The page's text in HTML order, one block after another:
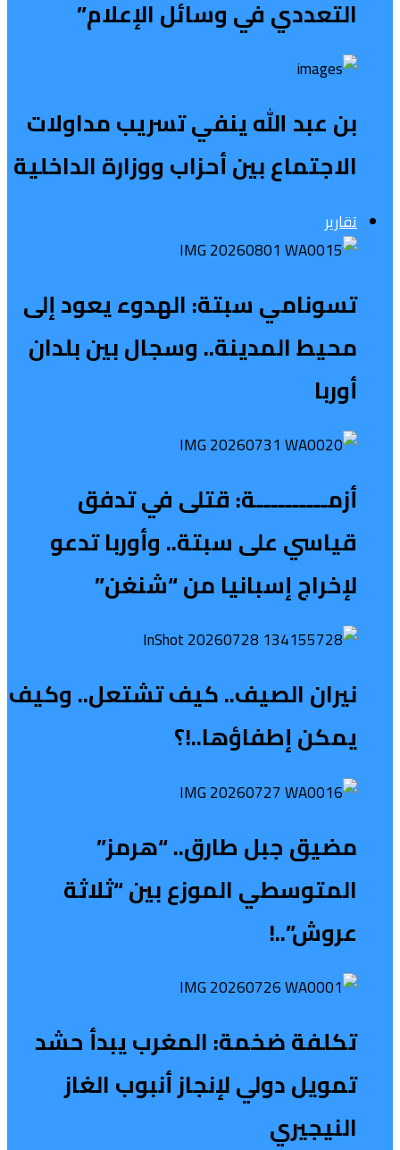
التعددي في وسائل الإعلام”
بن عبد الله ينفي تسريب مداولات
الاجتماع بين أحزاب ووزارة الداخلية
تقارير
تسونامي سبتة: الهدوء يعود إلى
محيط المدينة.. وسجال بين بلدان
أوربا
أزمــــــــــة: قتلى في تدفق
قياسي على سبتة.. وأوربا تدعو
لإخراج إسبانيا من “شنغن”
نيران الصيف.. كيف تشتعل.. وكيف
يمكن إطفاؤها..!؟
مضيق جبل طارق.. “هرمز”
المتوسطي الموزع بين “ثلاثة
عروش”..!
تكلفة ضخمة: المغرب يبدأ حشد
تمويل دولي لإنجاز أنبوب الغاز
النيجيري